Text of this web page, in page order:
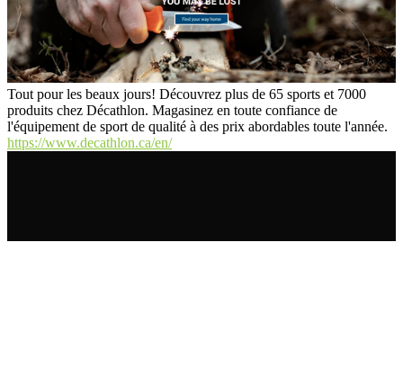
Tout pour les beaux jours! Découvrez plus de 65 sports et 7000
produits chez Décathlon. Magasinez en toute confiance de
l'équipement de sport de qualité à des prix abordables toute l'année.
https://www.decathlon.ca/en/